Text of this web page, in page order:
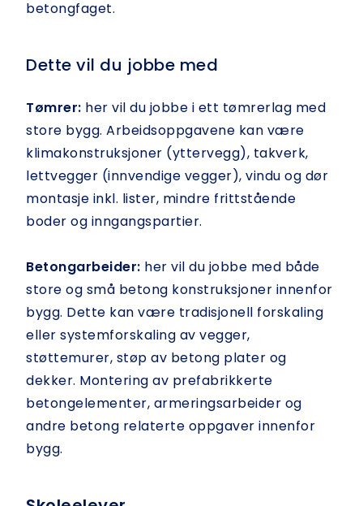
betongfaget.
Dette vil du jobbe med
Tømrer: her vil du jobbe i ett tømrerlag med
store bygg. Arbeidsoppgavene kan være
klimakonstruksjoner (yttervegg), takverk,
lettvegger (innvendige vegger), vindu og dør
montasje inkl. lister, mindre frittstående
boder og inngangspartier.
Betongarbeider: her vil du jobbe med både
store og små betong konstruksjoner innenfor
bygg. Dette kan være tradisjonell forskaling
eller systemforskaling av vegger,
støttemurer, støp av betong plater og
dekker. Montering av prefabrikkerte
betongelementer, armeringsarbeider og
andre betong relaterte oppgaver innenfor
bygg.